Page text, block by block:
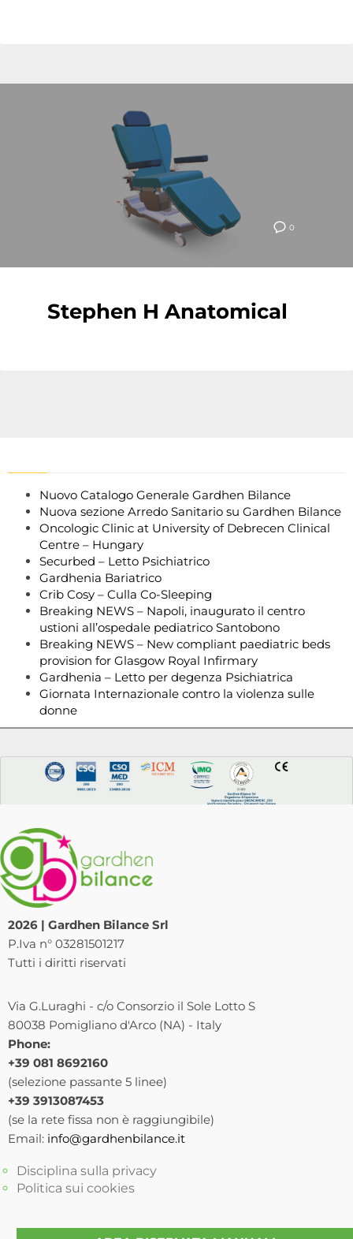
0
Stephen H Anatomical
Nuovo Catalogo Generale Gardhen Bilance
Nuova sezione Arredo Sanitario su Gardhen Bilance
Oncologic Clinic at University of Debrecen Clinical
Centre – Hungary
Securbed – Letto Psichiatrico
Gardhenia Bariatrico
Crib Cosy – Culla Co-Sleeping
Breaking NEWS – Napoli, inaugurato il centro
ustioni all’ospedale pediatrico Santobono
Breaking NEWS – New compliant paediatric beds
provision for Glasgow Royal Infirmary
Gardhenia – Letto per degenza Psichiatrica
Giornata Internazionale contro la violenza sulle
donne
2026 | Gardhen Bilance Srl
P.Iva n° 03281501217
Tutti i diritti riservati
Via G.Luraghi - c/o Consorzio il Sole Lotto S
80038 Pomigliano d'Arco (NA) - Italy
Phone:
+39 081 8692160
(selezione passante 5 linee)
+39 3913087453
(se la rete fissa non è raggiungibile)
Email: info@gardhenbilance.it
Disciplina sulla privacy
Politica sui cookies